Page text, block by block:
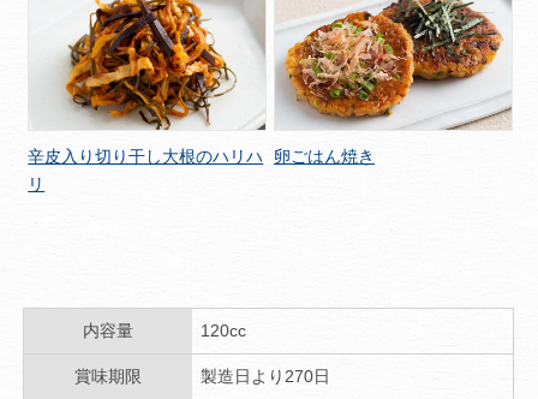
辛皮入り切り干し大根のハリハ
リ
卵ごはん焼き
内容量 120cc
賞味期限 製造日より270日